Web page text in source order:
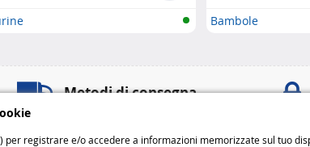
registrare e/o accedere a informazioni memorizzate sul tuo
Bambole
Metodi di consegna
Al tuo domicilio
Standard
: 6,99 € da 3 a 4 giorni